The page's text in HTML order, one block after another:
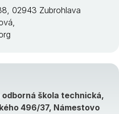
02943 Zubrohlava
škola technická,
496/37, Námestovo